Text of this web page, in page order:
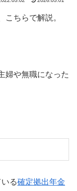
ちらで解説。
婦や無職になった
る確定拠出年金